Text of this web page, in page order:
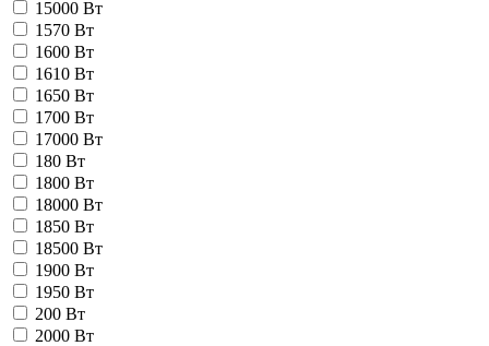
15000 Вт
1570 Вт
1600 Вт
1610 Вт
1650 Вт
1700 Вт
17000 Вт
180 Вт
1800 Вт
18000 Вт
1850 Вт
18500 Вт
1900 Вт
1950 Вт
200 Вт
2000 Вт